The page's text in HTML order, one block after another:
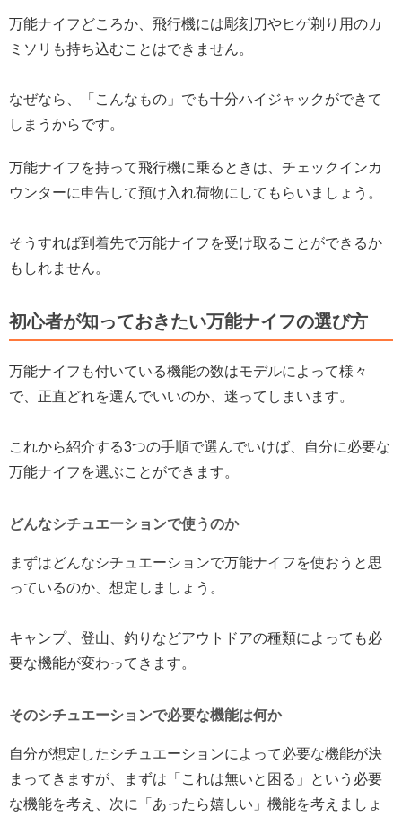
万能ナイフどころか、飛行機には彫刻刀やヒゲ剃り用のカ
ミソリも持ち込むことはできません。
なぜなら、「こんなもの」でも十分ハイジャックができて
しまうからです。
万能ナイフを持って飛行機に乗るときは、チェックインカ
ウンターに申告して預け入れ荷物にしてもらいましょう。
そうすれば到着先で万能ナイフを受け取ることができるか
もしれません。
初心者が知っておきたい万能ナイフの選び方
万能ナイフも付いている機能の数はモデルによって様々
で、正直どれを選んでいいのか、迷ってしまいます。
これから紹介する3つの手順で選んでいけば、自分に必要な
万能ナイフを選ぶことができます。
どんなシチュエーションで使うのか
まずはどんなシチュエーションで万能ナイフを使おうと思
っているのか、想定しましょう。
キャンプ、登山、釣りなどアウトドアの種類によっても必
要な機能が変わってきます。
そのシチュエーションで必要な機能は何か
自分が想定したシチュエーションによって必要な機能が決
まってきますが、まずは「これは無いと困る」という必要
な機能を考え、次に「あったら嬉しい」機能を考えましょ